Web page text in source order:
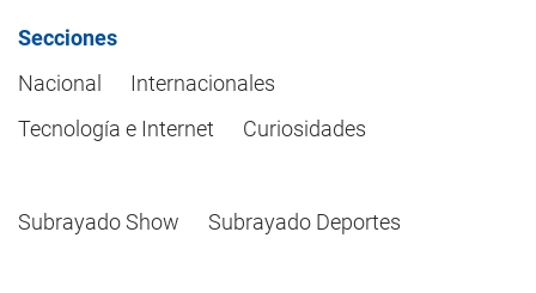
Secciones
Nacional
Internacionales
Tecnología e Internet
Curiosidades
Subrayado Show Subrayado Deportes